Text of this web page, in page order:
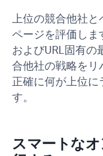
上位の競合他社
ページを評価しま
およびURL 固有の
合他社の戦略をリ
正確に何が上位に
す。
スマートなオ